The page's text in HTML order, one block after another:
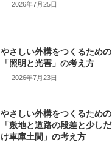
2026年7月25日
やさしい外構をつくるための
「照明と光害」の考え方
2026年7月23日
やさしい外構をつくるための
「敷地と道路の段差と少しだ
け車庫土間」の考え方